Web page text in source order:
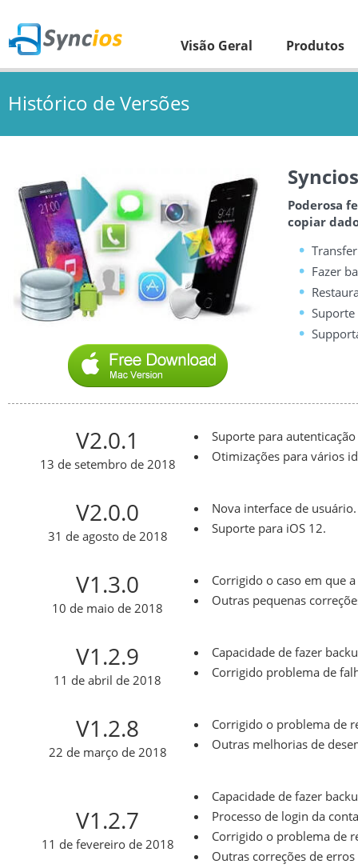
Visão Geral Produtos
Histórico de Versões
Poderosa
copiar
Fazer
V2.0.1
13 de setembro de 2018
Suporte para
Otimizações para vários
V2.0.0
31 de agosto de 2018
Nova interface de usuário.
Suporte para iOS 12.
V1.3.0
10 de maio de 2018
Corrigido o caso em que
Outras pequenas
V1.2.9
11 de abril de 2018
Capacidade de fazer
Corrigido problema de
V1.2.8
22 de março de 2018
Corrigido o problema de
Outras melhorias de
V1.2.7
11 de fevereiro de 2018
Capacidade de fazer
Processo de login da
Corrigido o problema de
Outras correções de